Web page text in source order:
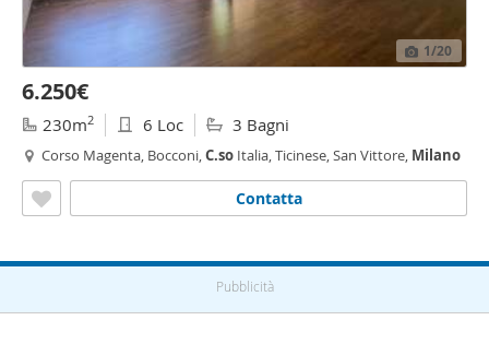
1/20
6.250€
230m2 6 Loc 3 Bagni
Corso Magenta, Bocconi,C.so Italia, Ticinese, San Vittore, Milano
Contatta
Pubblicità